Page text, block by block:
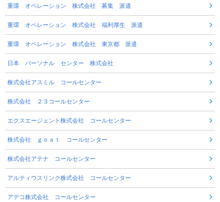
重環 オペレーション 株式会社 募集 派遣
重環 オペレーション 株式会社 福利厚生 派遣
重環 オペレーション 株式会社 東京都 派遣
日本 パーソナル センター 株式会社
株式会社アスミル コールセンター
株式会社 ２３コールセンター
エクスエージェント株式会社 コールセンター
株式会社 ｇｏａｔ コールセンター
株式会社アテナ コールセンター
アルティウスリンク株式会社 コールセンター
アデコ株式会社 コールセンター